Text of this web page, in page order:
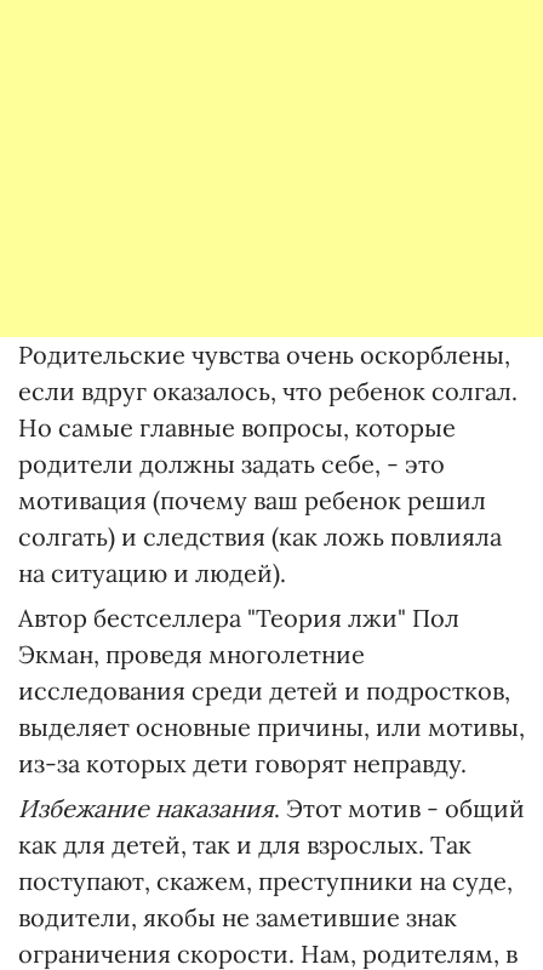
Родительские чувства очень оскорблены,
если вдруг оказалось, что ребенок солгал.
Но самые главные вопросы, которые
родители должны задать себе, - это
мотивация (почему ваш ребенок решил
солгать) и следствия (как ложь повлияла
на ситуацию и людей).
Автор бестселлера "Теория лжи" Пол
Экман, проведя многолетние
исследования среди детей и подростков,
выделяет основные причины, или мотивы,
из-за которых дети говорят неправду.
Избежание наказания. Этот мотив - общий
как для детей, так и для взрослых. Так
поступают, скажем, преступники на суде,
водители, якобы не заметившие знак
ограничения скорости. Нам, родителям, в